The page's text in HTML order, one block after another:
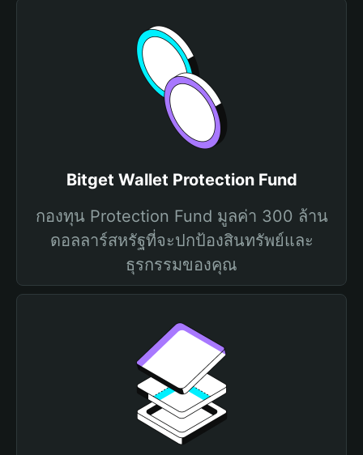
Bitget Wallet Protection Fund
กองทุน Protection Fund มูลค่า 300 ล้าน
ดอลลาร์สหรัฐที่จะปกป้องสินทรัพย์และ
ธุรกรรมของคุณ